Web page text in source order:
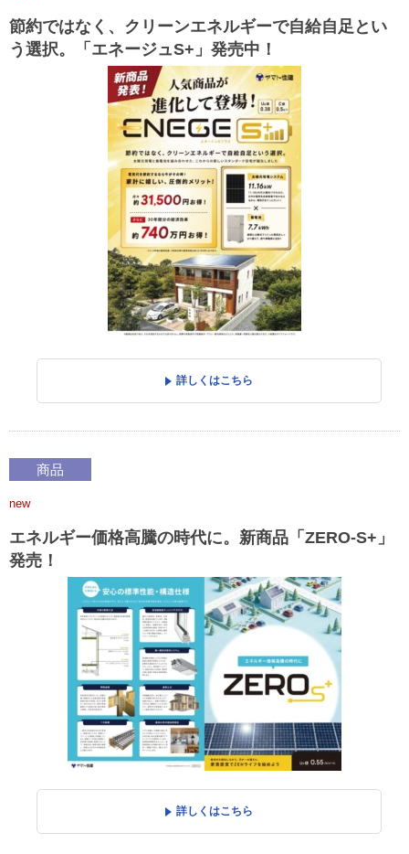
節約ではなく、クリーンエネルギーで自給自足とい
う選択。「エネージュS+」発売中！
詳しくはこちら
商品
new
エネルギー価格高騰の時代に。新商品「ZERO-S+」
発売！
詳しくはこちら